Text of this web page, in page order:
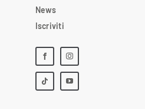
News
Iscriviti